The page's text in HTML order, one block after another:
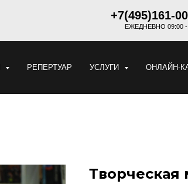
+7(495)161-
ЕЖЕДНЕВНО 09:00 -
РЕПЕРТУАР УСЛУГИ ОНЛАЙН-
Творческая